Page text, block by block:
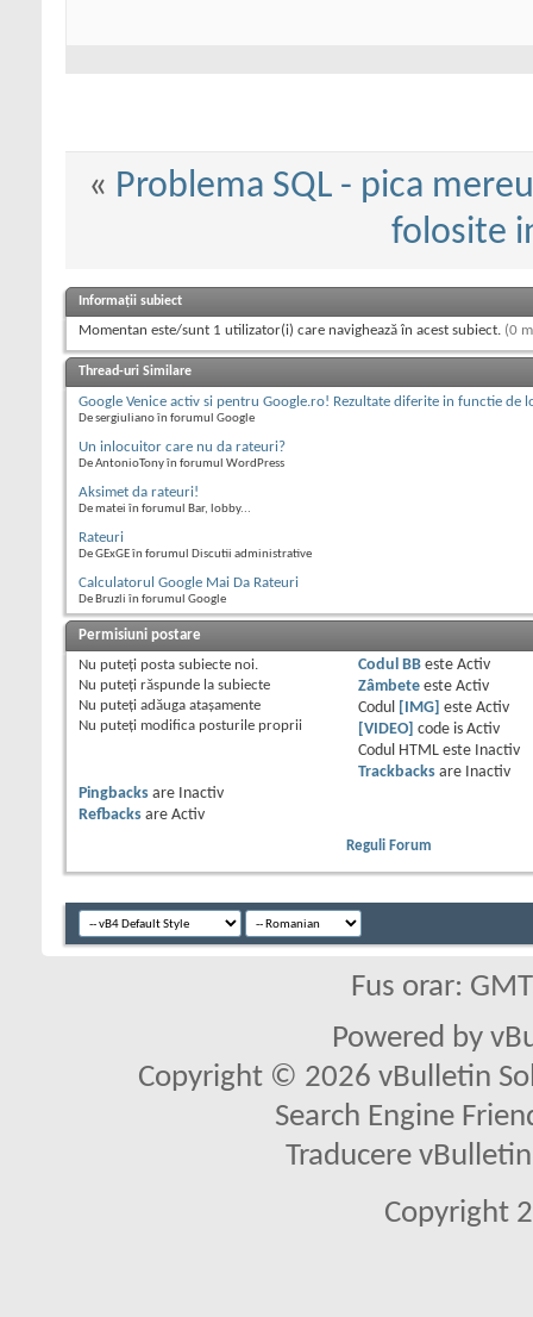
« Problema SQL - pica mereu
folosite
Informații subiect
Momentan este/sunt 1 utilizator(i) care navighează în acest subiect. (0
Thread-uri Similare
Google Venice activ si pentru Google.ro! Rezultate diferite in functie de
De sergiuliano în forumul Google
Un inlocuitor care nu da rateuri?
De AntonioTony în forumul WordPress
Aksimet da rateuri!
De matei în forumul Bar, lobby...
Rateuri
De GExGE în forumul Discutii administrative
Calculatorul Google Mai Da Rateuri
De Bruzli în forumul Google
Permisiuni postare
Nu puteţi posta subiecte noi.
Nu puteţi răspunde la subiecte
Nu puteţi adăuga ataşamente
Nu puteţi modifica posturile proprii
Codul BBeste Activ
Zâmbeteeste Activ
Codul
[IMG] este Activ
[VIDEO] code is Activ
Codul HTML este
Inactiv
Trackbacksare
Inactiv
Pingbacks are
Inactiv
Refbacks are Activ
Reguli Forum
Fus orar:
Powered by
Copyright © 2026 vBulletin
Search Engine
Traducere
Copyright